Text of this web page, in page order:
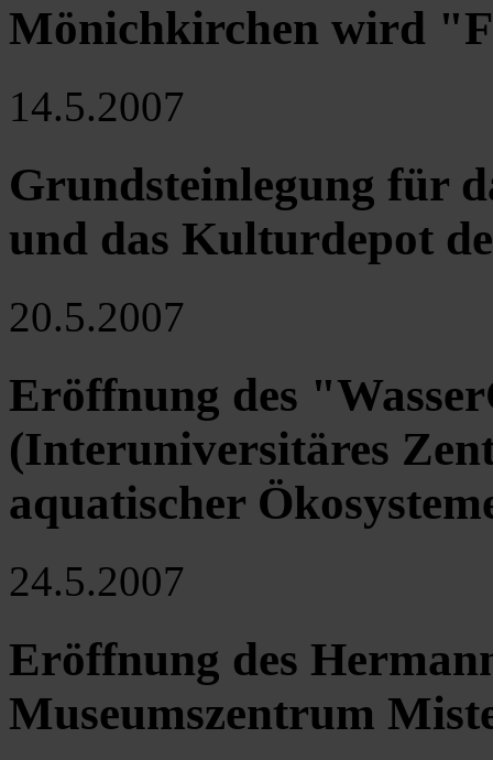
Mönichkirchen wird
14.5.2007
Grundsteinlegung für
und das Kulturdepot
20.5.2007
Eröffnung des
(Interuniversitäres
aquatischer
24.5.2007
Eröffnung des
Museumszentrum